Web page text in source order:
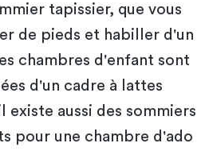
tapissier, que vous
de pieds et habiller d'un
chambres d'enfant sont
d'un cadre à lattes
existe aussi des sommiers
pour une chambre d'ado